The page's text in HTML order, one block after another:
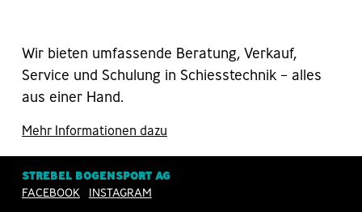
Wir bieten umfassende Beratung, Verkauf,
Service und Schulung in Schiesstechnik – alles
aus einer Hand.
Mehr Informationen dazu
STREBEL BOGENSPORT AG
FACEBOOK
INSTAGRAM